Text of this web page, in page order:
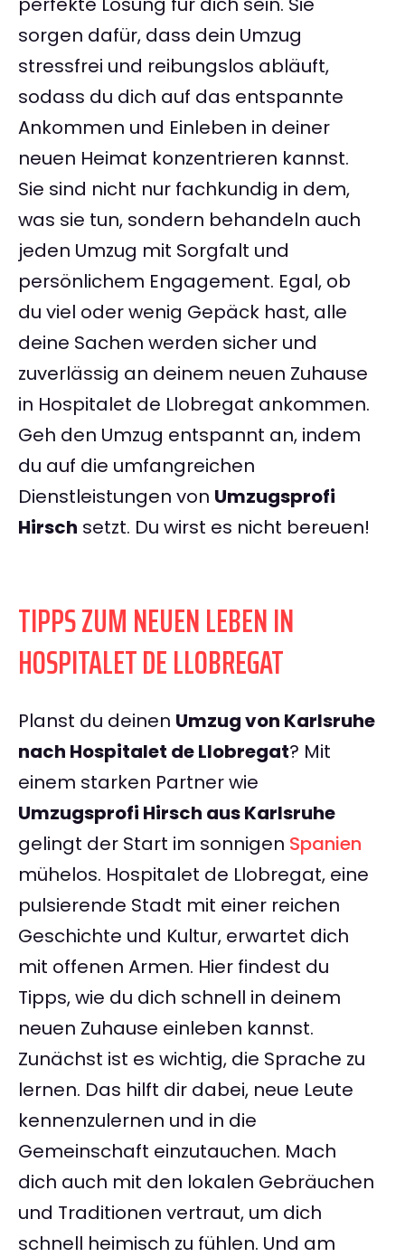
sorgen dafür, dass dein Umzug
stressfrei und reibungslos abläuft,
sodass du dich auf das entspannte
Ankommen und Einleben in deiner
neuen Heimat konzentrieren kannst.
Sie sind nicht nur fachkundig in dem,
was sie tun, sondern behandeln auch
jeden Umzug mit Sorgfalt und
persönlichem Engagement. Egal, ob
du viel oder wenig Gepäck hast, alle
deine Sachen werden sicher und
zuverlässig an deinem neuen Zuhause
in Hospitalet de Llobregat ankommen.
Geh den Umzug entspannt an, indem
du auf die umfangreichen
Dienstleistungen von Umzugsprofi
Hirsch setzt. Du wirst es nicht bereuen!
TIPPS ZUM NEUEN LEBEN IN
HOSPITALET DE LLOBREGAT
Planst du deinen Umzug von Karlsruhe
nach Hospitalet de Llobregat? Mit
einem starken Partner wie
Umzugsprofi Hirsch aus Karlsruhe
gelingt der Start im sonnigen Spanien
mühelos. Hospitalet de Llobregat, eine
pulsierende Stadt mit einer reichen
Geschichte und Kultur, erwartet dich
mit offenen Armen. Hier findest du
Tipps, wie du dich schnell in deinem
neuen Zuhause einleben kannst.
Zunächst ist es wichtig, die Sprache zu
lernen. Das hilft dir dabei, neue Leute
kennenzulernen und in die
Gemeinschaft einzutauchen. Mach
dich auch mit den lokalen Gebräuchen
und Traditionen vertraut, um dich
schnell heimisch zu fühlen. Und am